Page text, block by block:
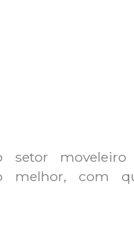
moveleiro
com